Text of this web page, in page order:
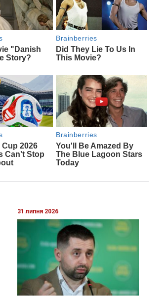
31 липня 2026